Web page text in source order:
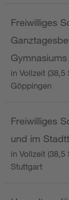
Freiwilliges
Gymnasiums
in Vollzeit
Göppingen
Freiwilliges
und im
in Vollzeit
Stuttgart